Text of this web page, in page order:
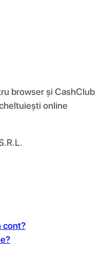
browser și CashClub
online
cont?